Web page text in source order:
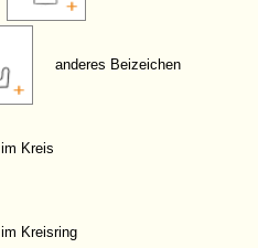
anderes Beizeichen
im Kreis
im Kreisring